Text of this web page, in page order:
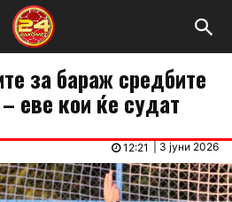
за бараж средбите
еве кои ќе судат
3 јуни 2026
12:21